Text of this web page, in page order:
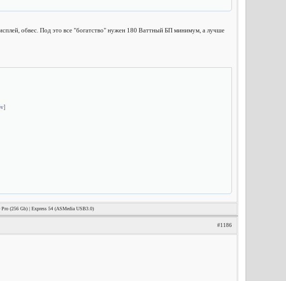
обвес. Под это все "богатство" нужен 180 Ваттный БП минимум, а лучше
(256 Gb) | Express 54 (ASMedia USB3.0)
#1186